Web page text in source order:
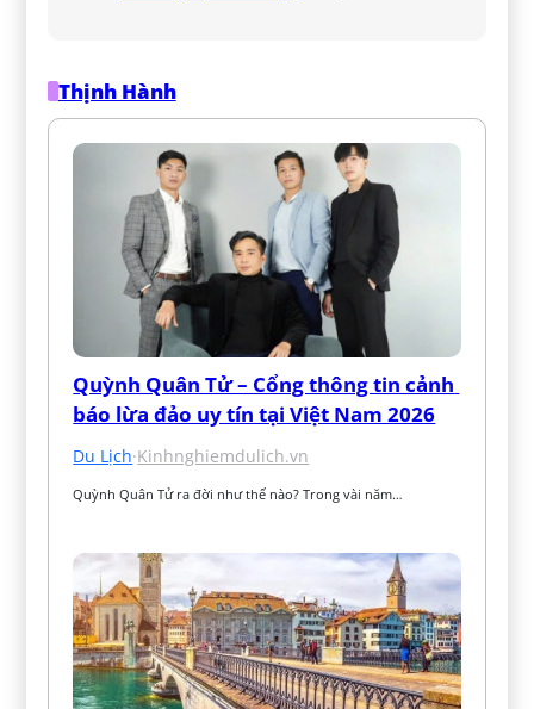
Thịnh Hành
Quỳnh Quân Tử – Cổng thông tin cảnh
báo lừa đảo uy tín tại Việt Nam 2026
Du Lịch·Kinhnghiemdulich.vn
Quỳnh Quân Tử ra đời như thế nào? Trong vài năm…